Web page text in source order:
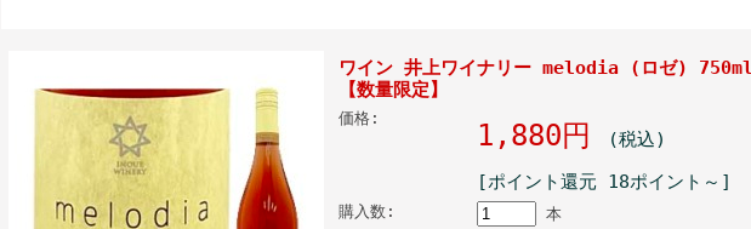
ワイン 井上ワイナリー melodia (ロゼ) 750ml
【数量限定】
価格:
1,880円 (税込)
[ポイント還元 18ポイント～]
購入数: 本